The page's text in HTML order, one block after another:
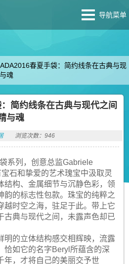
导航菜单
春夏手袋：简约线条在古典与现
魂
简约线条在古典与现代之间
与魂
浏览次数：946
系列，创意总监Gabriele
石和挚爱的艺术瑰宝中汲取灵
结构、金属细节与沉静色彩，领
韵的标志性包款。珠宝的纯粹之
越时空之海，驻足于此。带上它
古典与现代之间，未露声色却已
明的立体结构感交相辉映，流露
恰如它的名字Beryl所蕴含的深
年，才将自己的美丽交予世